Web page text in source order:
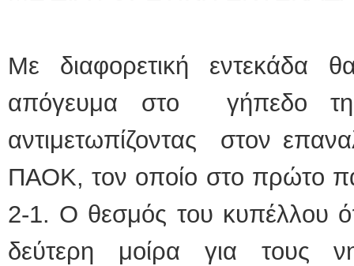
Με διαφορετική εντεκάδα
απόγευμα στο γήπεδο
αντιμετωπίζοντας στον
ΠΑΟΚ, τον οποίο στο πρώτο
2-1. Ο θεσμός του κυπέλλου
δεύτερη μοίρα για τους